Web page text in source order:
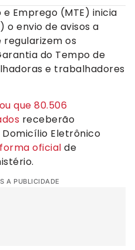
Emprego (MTE) inicia
envio de avisos a
os
do Tempo de
e trabalhadores
que 80.506
receberão
Eletrônico
oficial de
A PUBLICIDADE